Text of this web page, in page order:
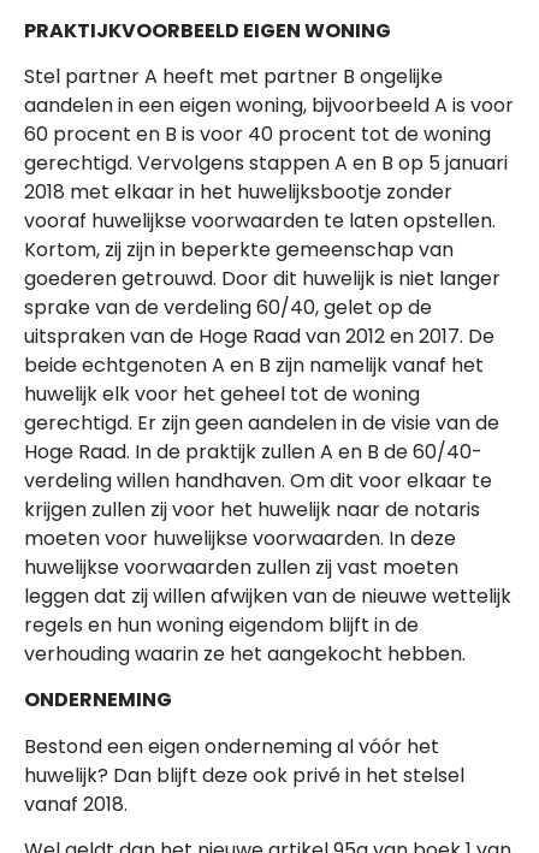
PRAKTIJKVOORBEELD EIGEN WONING
Stel partner A heeft met partner B ongelijke
aandelen in een eigen woning, bijvoorbeeld A is voor
60 procent en B is voor 40 procent tot de woning
gerechtigd. Vervolgens stappen A en B op 5 januari
2018 met elkaar in het huwelijksbootje zonder
vooraf huwelijkse voorwaarden te laten opstellen.
Kortom, zij zijn in beperkte gemeenschap van
goederen getrouwd. Door dit huwelijk is niet langer
sprake van de verdeling 60/40, gelet op de
uitspraken van de Hoge Raad van 2012 en 2017. De
beide echtgenoten A en B zijn namelijk vanaf het
huwelijk elk voor het geheel tot de woning
gerechtigd. Er zijn geen aandelen in de visie van de
Hoge Raad. In de praktijk zullen A en B de 60/40-
verdeling willen handhaven. Om dit voor elkaar te
krijgen zullen zij voor het huwelijk naar de notaris
moeten voor huwelijkse voorwaarden. In deze
huwelijkse voorwaarden zullen zij vast moeten
leggen dat zij willen afwijken van de nieuwe wettelijk
regels en hun woning eigendom blijft in de
verhouding waarin ze het aangekocht hebben.
ONDERNEMING
Bestond een eigen onderneming al vóór het
huwelijk? Dan blijft deze ook privé in het stelsel
vanaf 2018.